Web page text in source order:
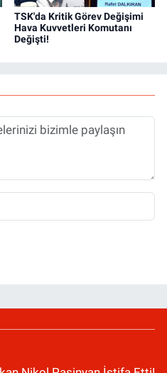
TSK'da Kritik Görev Değişimi
Hava Kuvvetleri Komutanı
Değişti!